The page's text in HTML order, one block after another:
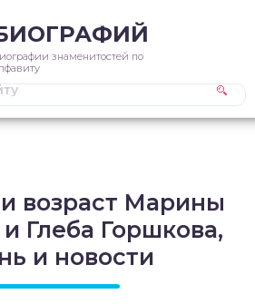
знаменитостей по
возраст Марины
Глеба Горшкова,
и новости